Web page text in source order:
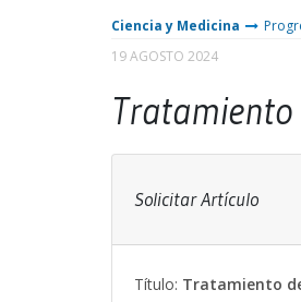
Ciencia y Medicina
19 AGOSTO 2024
Solicitar Artículo
Título: Tratamiento